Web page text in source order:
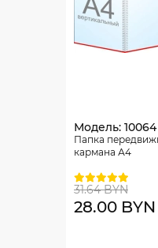
Модель: 10064
Папка
кармана А4
31.64 BYN
28.00 BYN